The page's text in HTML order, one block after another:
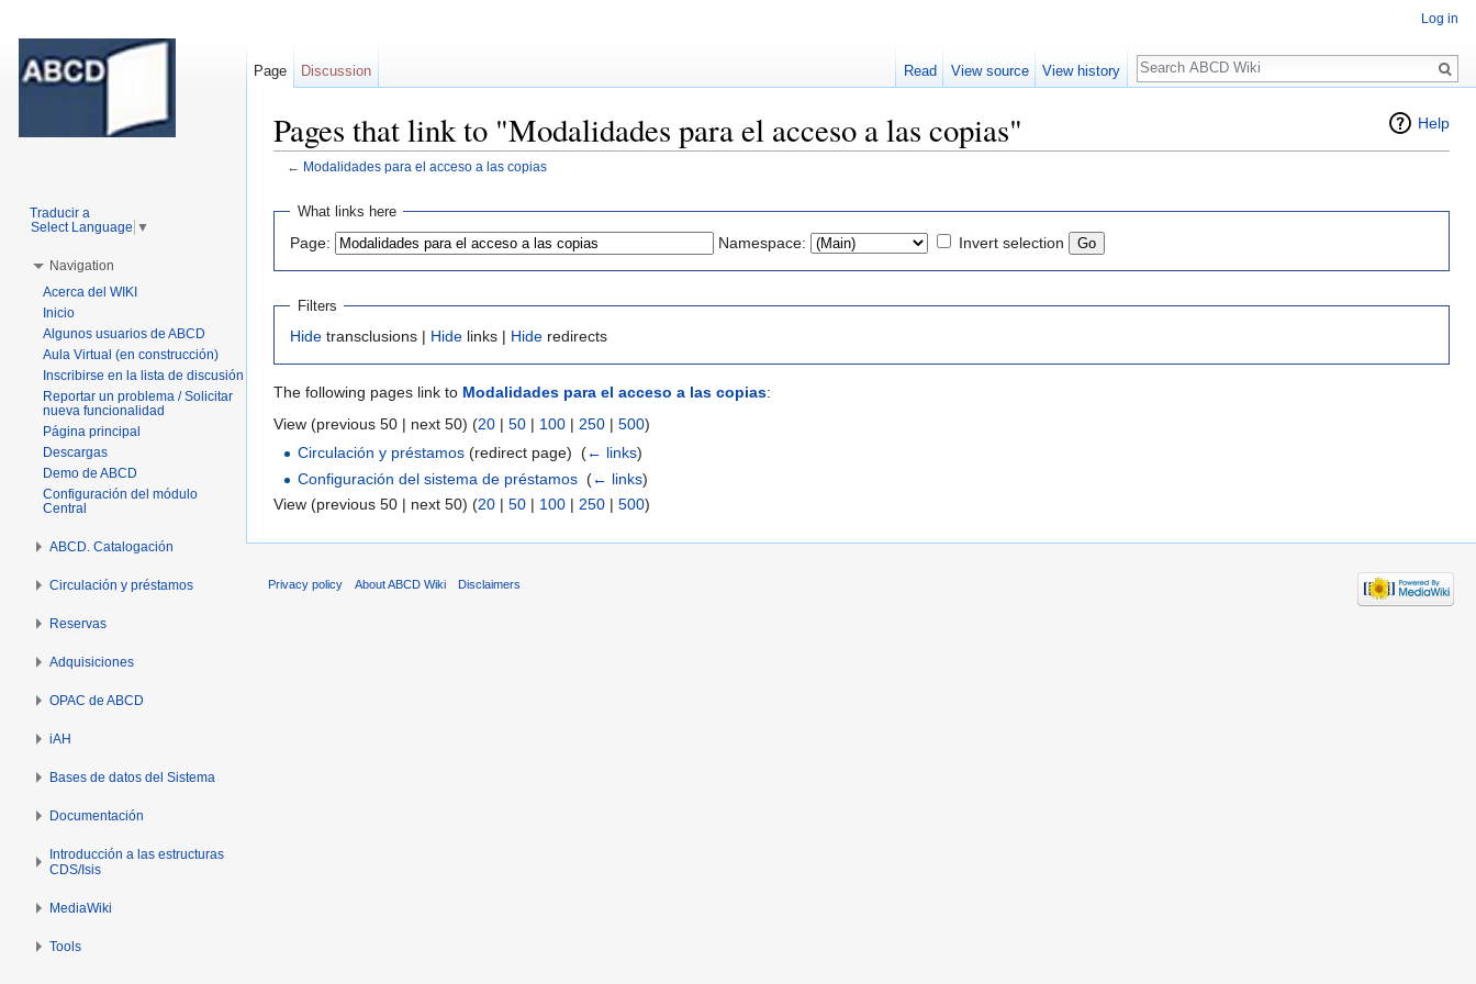
Help
Pages that link to "Modalidades para el acceso a las copias"
← Modalidades para el acceso a las copias
What links here
Page: Namespace: Invert selection
Filters
Hide transclusions | Hide links | Hide redirects
The following pages link to Modalidades para el acceso a las copias:
View (previous 50 | next 50) (20 | 50 | 100 | 250 | 500)
Circulación y préstamos (redirect page) ‎(← links)
Configuración del sistema de préstamos ‎(← links)
View (previous 50 | next 50) (20 | 50 | 100 | 250 | 500)
Log in
Page Discussion Read View source View history
Search
Traducir a
Select Language ▼
Navigation
Acerca del WIKI
Inicio
Algunos usuarios de ABCD
Aula Virtual (en construcción)
Inscribirse en la lista de discusión
Reportar un problema / Solicitar
nueva funcionalidad
Página principal
Descargas
Demo de ABCD
Configuración del módulo
Central
ABCD. Catalogación
Circulación y préstamos
Reservas
Adquisiciones
OPAC de ABCD
iAH
Bases de datos del Sistema
Documentación
Introducción a las estructuras
CDS/Isis
MediaWiki
Tools
Privacy policy About ABCD Wiki Disclaimers